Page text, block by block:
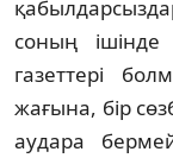
соның iшiнде
газеттерi
жағына, бiр
аудара